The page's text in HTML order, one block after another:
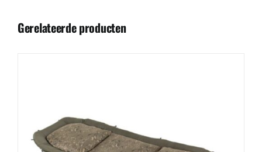
Gerelateerde producten